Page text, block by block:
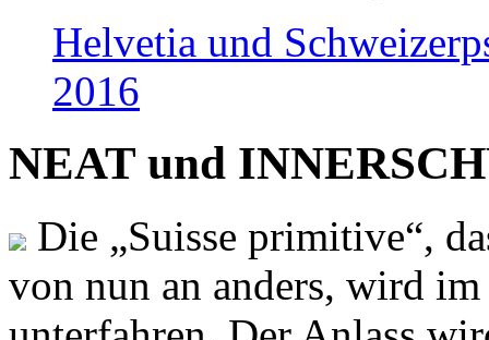
Helvetia und
2016
NEAT und
Die „Suisse primitive“,
von nun an anders, wird